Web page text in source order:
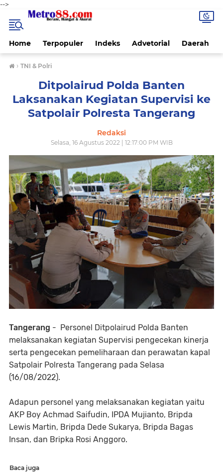
-->
Home Terpopuler Indeks Advetorial Daerah
› TNI & Polri
Ditpolairud Polda Banten
Laksanakan Kegiatan Supervisi ke
Satpolair Polresta Tangerang
Redaksi
Selasa, 16 Agustus 2022 | 12:17:00 PM WIB
Tangerang - Personel Ditpolairud Polda Banten
melaksanakan kegiatan Supervisi pengecekan kinerja
serta pengecekan pemeliharaan dan perawatan kapal
Satpolair Polresta Tangerang pada Selasa
(16/08/2022).
Adapun personel yang melaksanakan kegiatan yaitu
AKP Boy Achmad Saifudin, IPDA Mujianto, Bripda
Lewis Martin, Bripda Dede Sukarya, Bripda Bagas
Insan, dan Bripka Rosi Anggoro.
Baca juga